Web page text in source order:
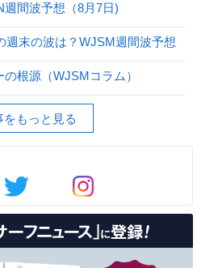
間波予想（8月7日)
週末の波は？WJSM週間波予想
根源（WJSMコラム）
をもっと見る